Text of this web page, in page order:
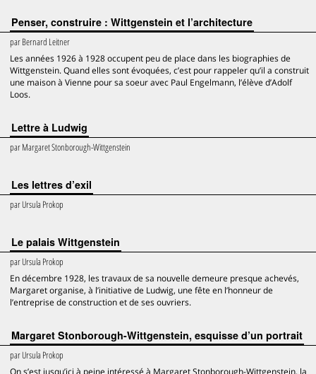
Penser, construire : Wittgenstein et l’architecture
parBernard Leitner
Les années 1926 à 1928 occupent peu de place dans les biographies de
Wittgenstein. Quand elles sont évoquées, c’est pour rappeler qu’il a construit
une maison à Vienne pour sa soeur avec Paul Engelmann, l’élève d’Adolf
Loos.
Lettre à Ludwig
parMargaret Stonborough-Wittgenstein
Les lettres d’exil
parUrsula Prokop
Le palais Wittgenstein
parUrsula Prokop
En décembre 1928, les travaux de sa nouvelle demeure presque achevés,
Margaret organise, à l’initiative de Ludwig, une fête en l’honneur de
l’entreprise de construction et de ses ouvriers.
Margaret Stonborough-Wittgenstein, esquisse d’un portrait
parUrsula Prokop
On s’est jusqu’ici à peine intéressé à Margaret Stonborough-Wittgenstein, la